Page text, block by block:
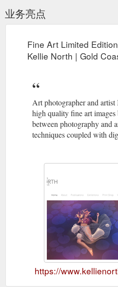
业务亮点
Fine Art Limited
Kellie North | Gold
Art photographer and
high quality fine art
between photography and
techniques coupled with
https://